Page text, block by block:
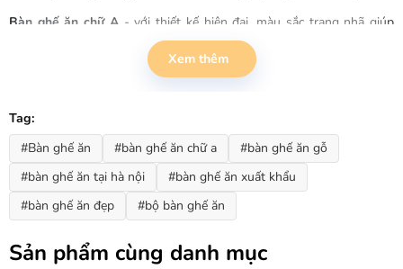
Bàn ghế ăn chữ A- với thiết kế hiện đại, màu sắc trang nhã giúp
bạn có thể tự tin sử dụng vừa làm bàn ăn, vừa làm bàn tiếp khách
trong gia đình . Ngoài ra, bàn ghế ăn Chữ Acòn được sử dụng nhiều
trong các nhà hàng, khách sạn... tạo nên không gian ấm cúng và
Ưu điểm sản phẩm:
Bàn ghế chữ A
được sản xuất từ gỗ cao su tự nhiên đã qua tẩm sấy
kỹ lưỡng, đảm bảo chất lượng, không bị cong vênh, không bị mối
mọt theo thời gian sử dụng.
Sản phẩm được phủ một lớp sơn PU bóng mờ giúp nổi bật vân gỗ
tự nhiên giúp chống thấm, hạn chế trầy xước và an toàn cho người
dùng.
Xem thêm
Tag:
#Bàn ghế ăn
#bàn ghế ăn chữ a
#bàn ghế ăn gỗ
#bàn ghế ăn tại hà nội
#bàn ghế ăn xuất khẩu
#bàn ghế ăn đẹp
#bộ bàn ghế ăn
Sản phẩm cùng danh mục